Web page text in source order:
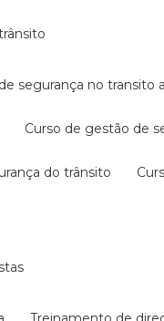
de segurança no transito
curso de gestão de
do trânsito